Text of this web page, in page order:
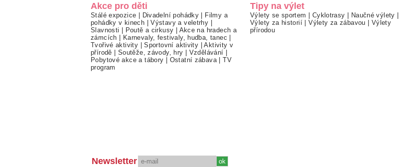
Akce pro děti
Stálé expozice | Divadelní pohádky | Filmy a
pohádky v kinech |Výstavy a veletrhy |
Slavnosti | Poutě a cirkusy | Akce na hradech a
zámcích | Karnevaly, festivaly, hudba, tanec |
Tvořivé aktivity |Sportovní aktivity |Aktivity v
přírodě | Soutěže, závody, hry | Vzdělávání |
Pobytové akce a tábory | Ostatní zábava |TV
program
Tipy na výlet
Výlety se sportem | Cyklotrasy | Naučné výlety |
Výlety za historií |Výlety za zábavou | Výlety
přírodou
Newsletter